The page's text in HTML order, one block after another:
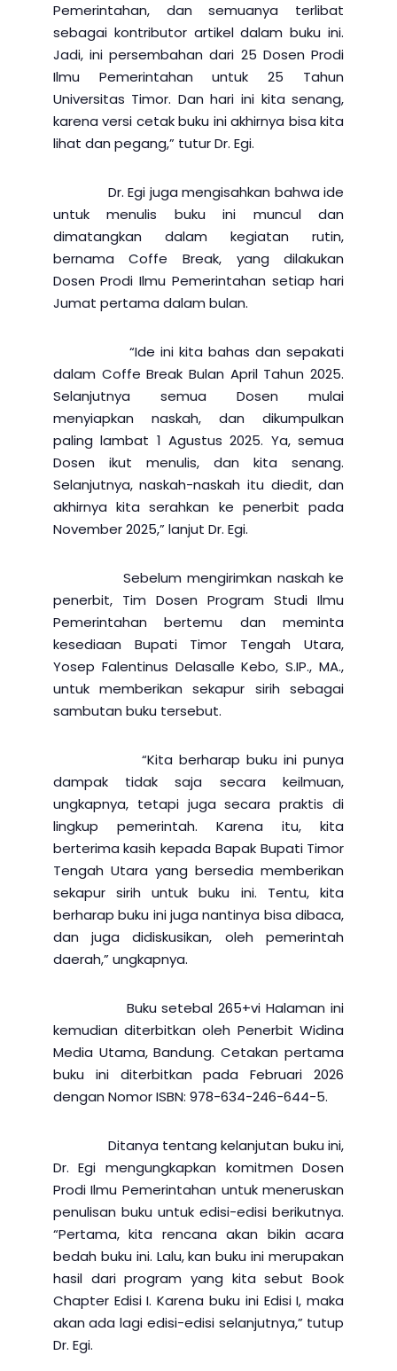
Pemerintahan, dan semuanya terlibat
sebagai kontributor artikel dalam buku ini.
Jadi, ini persembahan dari 25 Dosen Prodi
Ilmu Pemerintahan untuk 25 Tahun
Universitas Timor. Dan hari ini kita senang,
karena versi cetak buku ini akhirnya bisa kita
lihat dan pegang,” tutur Dr. Egi.
Dr. Egi juga mengisahkan bahwa ide
untuk menulis buku ini muncul dan
dimatangkan dalam kegiatan rutin,
bernama Coffe Break, yang dilakukan
Dosen Prodi Ilmu Pemerintahan setiap hari
Jumat pertama dalam bulan.
“Ide ini kita bahas dan sepakati
dalam Coffe Break Bulan April Tahun 2025.
Selanjutnya semua Dosen mulai
menyiapkan naskah, dan dikumpulkan
paling lambat 1 Agustus 2025. Ya, semua
Dosen ikut menulis, dan kita senang.
Selanjutnya, naskah-naskah itu diedit, dan
akhirnya kita serahkan ke penerbit pada
November 2025,” lanjut Dr. Egi.
Sebelum mengirimkan naskah ke
penerbit, Tim Dosen Program Studi Ilmu
Pemerintahan bertemu dan meminta
kesediaan Bupati Timor Tengah Utara,
Yosep Falentinus Delasalle Kebo, S.IP., MA.,
untuk memberikan sekapur sirih sebagai
sambutan buku tersebut.
“Kita berharap buku ini punya
dampak tidak saja secara keilmuan,
ungkapnya, tetapi juga secara praktis di
lingkup pemerintah. Karena itu, kita
berterima kasih kepada Bapak Bupati Timor
Tengah Utara yang bersedia memberikan
sekapur sirih untuk buku ini. Tentu, kita
berharap buku ini juga nantinya bisa dibaca,
dan juga didiskusikan, oleh pemerintah
daerah,” ungkapnya.
Buku setebal 265+vi Halaman ini
kemudian diterbitkan oleh Penerbit Widina
Media Utama, Bandung. Cetakan pertama
buku ini diterbitkan pada Februari 2026
dengan Nomor ISBN: 978-634-246-644-5.
Ditanya tentang kelanjutan buku ini,
Dr. Egi mengungkapkan komitmen Dosen
Prodi Ilmu Pemerintahan untuk meneruskan
penulisan buku untuk edisi-edisi berikutnya.
“Pertama, kita rencana akan bikin acara
bedah buku ini. Lalu, kan buku ini merupakan
hasil dari program yang kita sebut Book
Chapter Edisi I. Karena buku ini Edisi I, maka
akan ada lagi edisi-edisi selanjutnya,” tutup
Dr. Egi.